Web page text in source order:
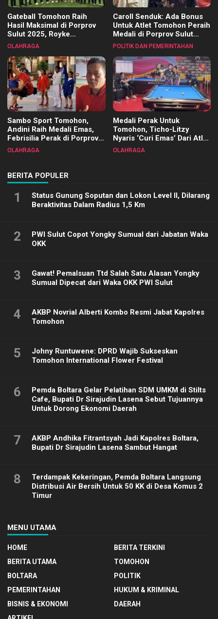
Gateball Tomohon Raih
Hasil Maksimal di Porprov
Sulut 2025, Royke
Tangkawarouw Ucapkan
OLAHRAGA
Caroll Senduk: Ada Bonus
Untuk Atlet Tomohon Peraih
Medali di Porprov Sulut
2025
POLITIK DAN PEMERINTAHAN
Sambo Sport Tomohon,
Andini Raih Medali Emas,
Febrisilia Perak di Porprov
Sulut 2025
OLAHRAGA
Medali Perak Untuk
Tomohon, Ticho-Litzy
Nyaris ‘Curi Emas’ Dari Atlet
Biliar PON di Porprov Sulut
OLAHRAGA
BERITA POPULER
1
Status Gunung Soputan dan Lokon Level II, Dilarang
Beraktivitas Dalam Radius 1,5 Km
2
PWI Sulut Copot Yongky Sumual dari Jabatan Waka
OKK
3
Gawat! Pemalsuan Ttd Salah Satu Alasan Yongky
Sumual Dipecat dari Waka OKK PWI Sulut
4
AKBP Novrial Alberti Kombo Resmi Jabat Kapolres
Tomohon
5
Johny Runtuwene: DPRD Wajib Sukseskan
Tomohon International Flower Festival
6
Pemda Boltara Gelar Pelatihan SDM UMKM di Stilts
Cafe, Bupati Dr Sirajudin Lasena Sebut Tujuannya
Untuk Dorong Ekonomi Daerah
7
AKBP Andhika Fitrantsyah Jadi Kapolres Boltara,
Bupati Dr Sirajudin Lasena Sambut Hangat
8
Terdampak Kekeringan, Pemda Boltara Langsung
Distribusi Air Bersih Untuk 50 KK di Desa Komus 2
Timur
MENU UTAMA
HOME
BERITA TERKINI
BERITA UTAMA
TOMOHON
BOLTARA
POLITIK
PEMERINTAHAN
HUKUM & KRIMINAL
BISNIS & EKONOMI
DAERAH